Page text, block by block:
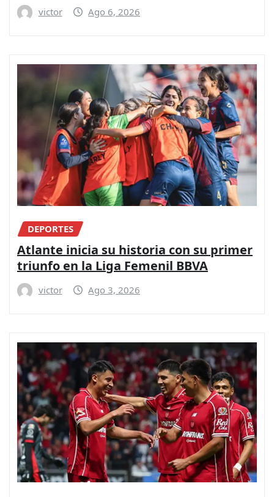
victor Ago 6, 2026
DEPORTES
Atlante inicia su historia con su primer
triunfo en la Liga Femenil BBVA
victor Ago 3, 2026